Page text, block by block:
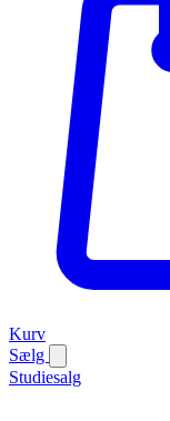
Kurv
Sælg
Studiesalg